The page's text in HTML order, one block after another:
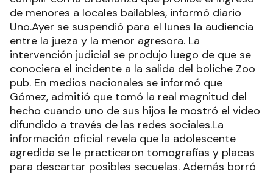
de menores a locales bailables, informó diario
Uno.Ayer se suspendió para el lunes la audiencia
entre la jueza y la menor agresora. La
intervención judicial se produjo luego de que se
conociera el incidente a la salida del boliche Zoo
pub. En medios nacionales se informó que
Gómez, admitió que tomó la real magnitud del
hecho cuando uno de sus hijos le mostró el video
difundido a través de las redes sociales.La
información oficial revela que la adolescente
agredida se le practicaron tomografías y placas
para descartar posibles secuelas. Además borró